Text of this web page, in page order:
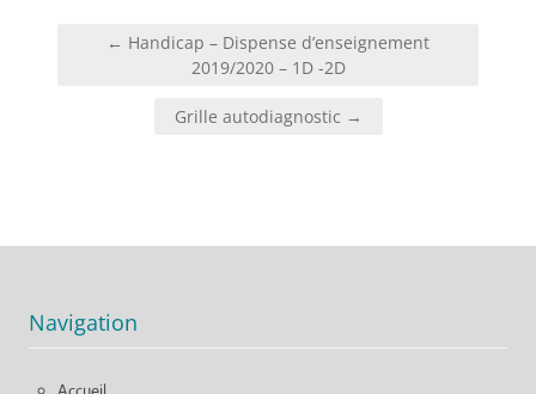
Navigation← Handicap – Dispense d’enseignement
2019/2020 – 1D -2D
Grille autodiagnostic →
Navigation